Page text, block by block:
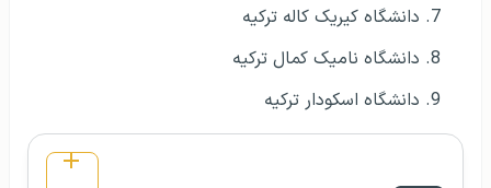
دانشگاه کیریک کاله ترکیه
دانشگاه نامیک کمال ترکیه
دانشگاه اسکودار ترکیه